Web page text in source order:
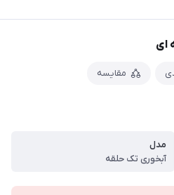
ای
مقایسه
مدل
آبخوری تک حلقه